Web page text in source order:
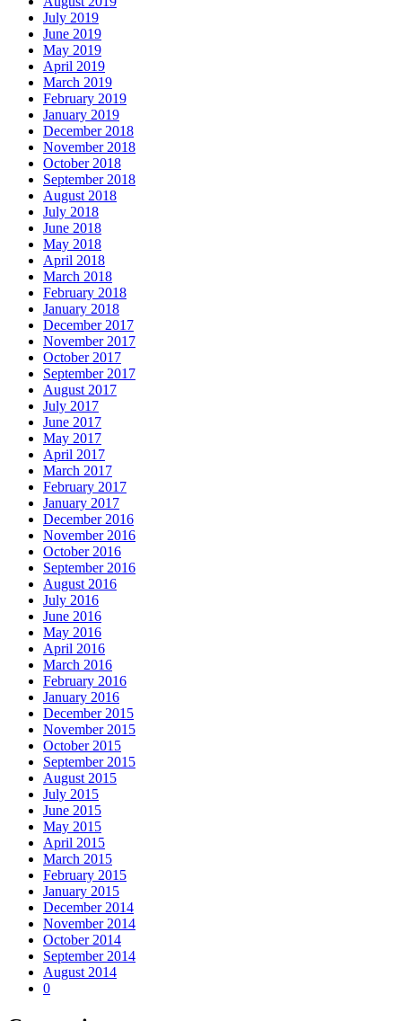
July 2019
June 2019
May 2019
April 2019
March 2019
February 2019
January 2019
December 2018
November 2018
October 2018
September 2018
August 2018
July 2018
June 2018
May 2018
April 2018
March 2018
February 2018
January 2018
December 2017
November 2017
October 2017
September 2017
August 2017
July 2017
June 2017
May 2017
April 2017
March 2017
February 2017
January 2017
December 2016
November 2016
October 2016
September 2016
August 2016
July 2016
June 2016
May 2016
April 2016
March 2016
February 2016
January 2016
December 2015
November 2015
October 2015
September 2015
August 2015
July 2015
June 2015
May 2015
April 2015
March 2015
February 2015
January 2015
December 2014
November 2014
October 2014
September 2014
August 2014
0